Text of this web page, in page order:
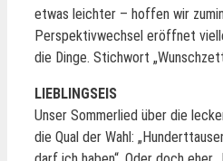
etwas leichter – hoffen wir
Perspektivwechsel eröffnet
die Dinge. Stichwort
LIEBLINGSEIS
Unser Sommerlied über die
die Qual der Wahl: